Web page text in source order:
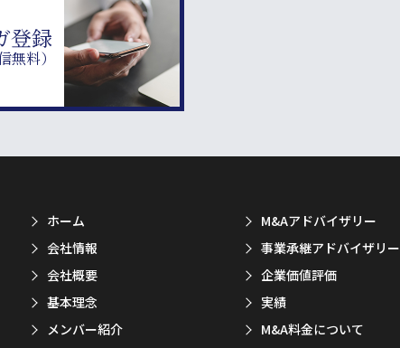
登録
無料）
ホーム
会社情報
会社概要
基本理念
メンバー紹介
M&Aアドバイザリー
事業承継アドバイザリー
企業価値評価
実績
M&A料金について